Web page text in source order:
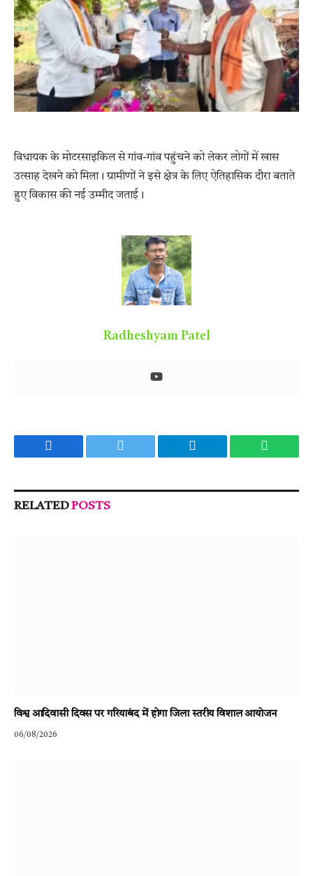
विधायक के मोटरसाइकिल से गांव-गांव पहुंचने को लेकर लोगों में खास
उत्साह देखने को मिला। ग्रामीणों ने इसे क्षेत्र के लिए ऐतिहासिक दौरा बताते
हुए विकास की नई उम्मीद जताई।
Radheshyam Patel
Facebook Twitter Telegram
RELATEDPOSTS
विश्व आदिवासी दिवस पर गरियाबंद में होगा जिला स्तरीय विशाल आयोजन
06/08/2026